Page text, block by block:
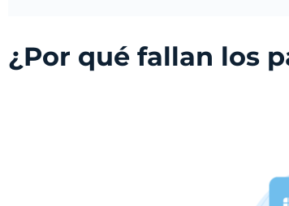
¿Por qué fallan los